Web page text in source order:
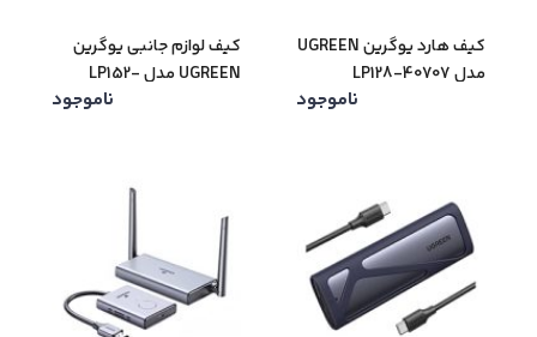
کیف هارد یوگرین UGREEN
مدل LP128-40707
ناموجود
کیف لوازم جانبی یوگرین
UGREEN مدل LP152-
ناموجود